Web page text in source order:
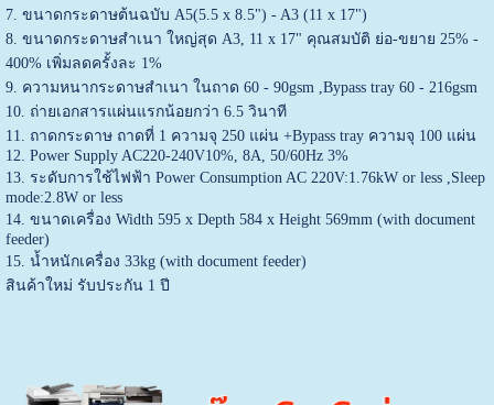
7. ขนาดกระดาษต้นฉบับ A5(5.5 x 8.5") - A3 (11 x 17")
8. ขนาดกระดาษสำเนา ใหญ่สุด A3, 11 x 17" คุณสมบัติ ย่อ-ขยาย 25% -
400% เพิ่มลดครั้งละ 1%
9. ความหนากระดาษสำเนา ในถาด 60 - 90gsm ,Bypass tray 60 - 216gsm
10. ถ่ายเอกสารแผ่นแรกน้อยกว่า 6.5 วินาที
11. ถาดกระดาษ ถาดที่ 1 ความจุ 250 แผ่น +Bypass tray ความจุ 100 แผ่น
12. Power Supply AC220-240V10%, 8A, 50/60Hz 3%
13. ระดับการใช้ไฟฟ้า Power Consumption AC 220V:1.76kW or less ,Sleep
mode:2.8W or less
14. ขนาดเครื่อง Width 595 x Depth 584 x Height 569mm (with document
feeder)
15. น้ำหนักเครื่อง 33kg (with document feeder)
สินค้าใหม่ รับประกัน 1 ปี